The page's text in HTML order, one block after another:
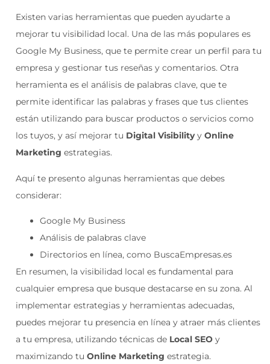
Existen varias herramientas que pueden ayudarte a
mejorar tu visibilidad local. Una de las más populares es
Google My Business, que te permite crear un perfil para tu
empresa y gestionar tus reseñas y comentarios. Otra
herramienta es el análisis de palabras clave, que te
permite identificar las palabras y frases que tus clientes
están utilizando para buscar productos o servicios como
los tuyos, y así mejorar tu Digital VisibilityyOnline
Marketing estrategias.
Aquí te presento algunas herramientas que debes
considerar:
Google My Business
Análisis de palabras clave
Directorios en línea, como BuscaEmpresas.es
En resumen, la visibilidad local es fundamental para
cualquier empresa que busque destacarse en su zona. Al
implementar estrategias y herramientas adecuadas,
puedes mejorar tu presencia en línea y atraer más clientes
a tu empresa, utilizando técnicas de Local SEO y
maximizando tuOnline Marketing estrategia.